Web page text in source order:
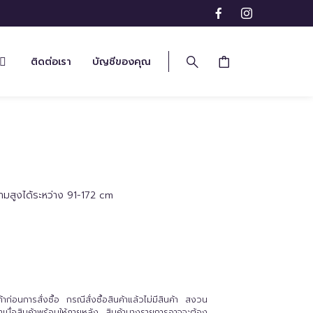
ติดต่อเรา บัญชีของคุณ
สูงได้ระหว่าง 91-172 cm
าก่อนการสั่งซื้อ กรณีสั่งซื้อสินค้าแล้วไม่มีสินค้า สงวน